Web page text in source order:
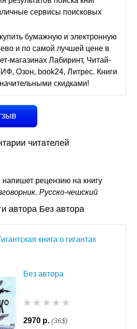
сервисы поисковых
бумажную и электронную
и по самой лучшей цене в
магазинах Лабиринт, Читай-
Озон, book24, Литрес. Книги
скидками!
читателей
напишет рецензию на книгу
Русско-чешский
автора Без автора
книга о гигантах
Без автора
2970 р. (36$)